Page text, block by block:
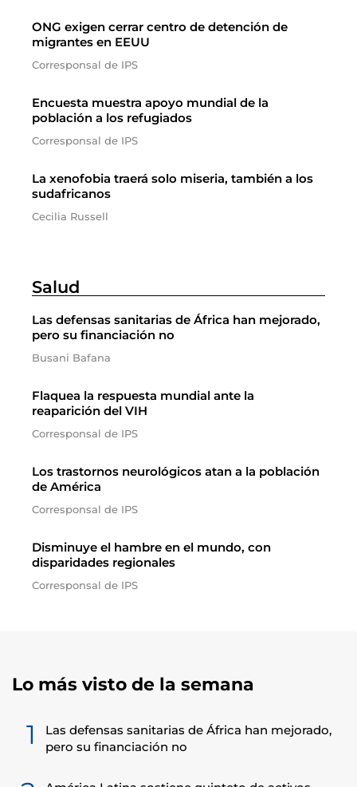
ONG exigen cerrar centro de detención de
migrantes en EEUU
Corresponsal de IPS
Encuesta muestra apoyo mundial de la
población a los refugiados
Corresponsal de IPS
La xenofobia traerá solo miseria, también a los
sudafricanos
Cecilia Russell
Salud
Las defensas sanitarias de África han mejorado,
pero su financiación no
Busani Bafana
Flaquea la respuesta mundial ante la
reaparición del VIH
Corresponsal de IPS
Los trastornos neurológicos atan a la población
de América
Corresponsal de IPS
Disminuye el hambre en el mundo, con
disparidades regionales
Corresponsal de IPS
Lo más visto de la semana
1
Las defensas sanitarias de África han mejorado,
pero su financiación no